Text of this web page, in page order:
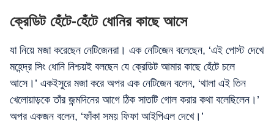
ক্রেডিট হেঁটে-হেঁটে ধোনির কাছে আসে
যা নিয়ে মজা করেছেন নেটিজেনরা। এক নেটিজেন বলেছেন, ‘এই পোস্ট দেখে
মহেন্দ্র সিং ধোনি নিশ্চয়ই বলছেন যে ক্রেডিট আমার কাছে হেঁটে চলে
আসে।’ একইসুরে মজা করে অপর এক নেটিজেন বলেন, ‘থালা এই তিন
খেলোয়াড়কে তাঁর জন্মদিনের আগে ঠিক সাতটি গোল করার কথা বলেছিলেন।’
অপর একজন বলেন, ‘ফাঁকা সময় ফিফা আইপিএল দেখে।’